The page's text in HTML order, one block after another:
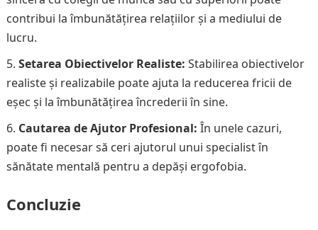
contribui la îmbunătățirea relațiilor și a mediului de
lucru.
Setarea Obiectivelor Realiste: Stabilirea obiectivelor
realiste și realizabile poate ajuta la reducerea fricii de
eșec și la îmbunătățirea încrederii în sine.
Cautarea de Ajutor Profesional: În unele cazuri,
poate fi necesar să ceri ajutorul unui specialist în
sănătate mentală pentru a depăși ergofobia.
Concluzie